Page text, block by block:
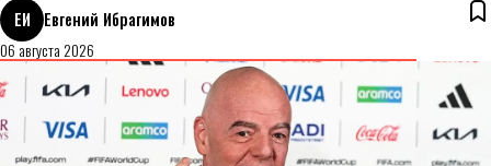
ЕИ
Евгений Ибрагимов
06 августа 2026